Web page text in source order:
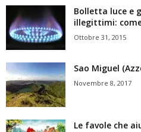
Bolletta luce e
illegittimi:
Ottobre 31, 2015
Sao Miguel
Novembre 8, 2017
Le favole che